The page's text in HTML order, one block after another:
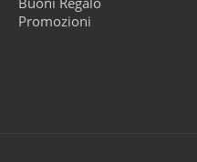
Promozioni